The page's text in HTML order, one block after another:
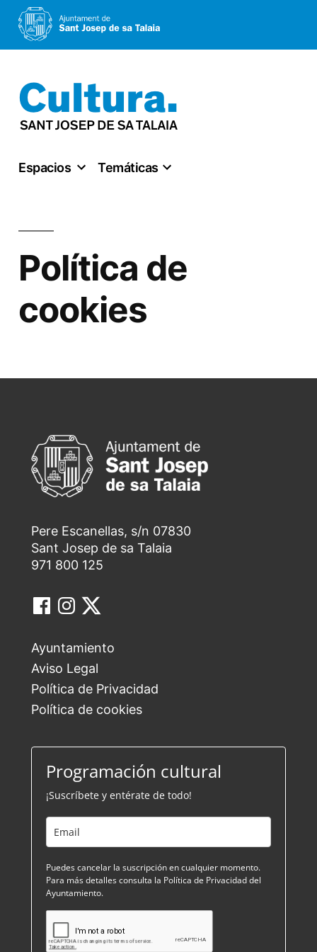
al
contenido
Espacios Temáticas
Política de
cookies
Pere Escanellas, s/n 07830
Sant Josep de sa Talaia
971 800 125
Ayuntamiento
Aviso Legal
Política de Privacidad
Política de cookies
Programación cultural
¡Suscríbete y entérate de todo!
Puedes cancelar la suscripción en cualquier momento.
Para más detalles consulta la Política de Privacidad del
Ayuntamiento.